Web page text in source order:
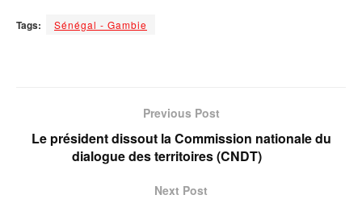
Tags: Sénégal - Gambie
Previous Post
Le président dissout la Commission nationale du
dialogue des territoires (CNDT)
Next Post